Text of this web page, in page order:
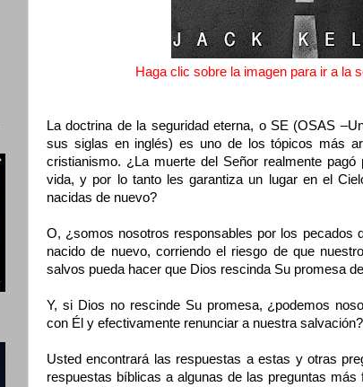
Haga clic sobre la imagen para ir a la
La doctrina de la seguridad eterna, o SE (OSAS
sus siglas en inglés) es uno de los tópicos más
cristianismo. ¿La muerte del Señor realmente
vida, y por lo tanto les garantiza un lugar en el
nacidas de nuevo?
O, ¿somos nosotros responsables por los pecados
nacido de nuevo, corriendo el riesgo de que
salvos pueda hacer que Dios rescinda Su promesa
Y, si Dios no rescinde Su promesa, ¿podemos
con Él y efectivamente renunciar a nuestra salvación?
Usted encontrará las respuestas a estas y otras
respuestas bíblicas a algunas de las preguntas más